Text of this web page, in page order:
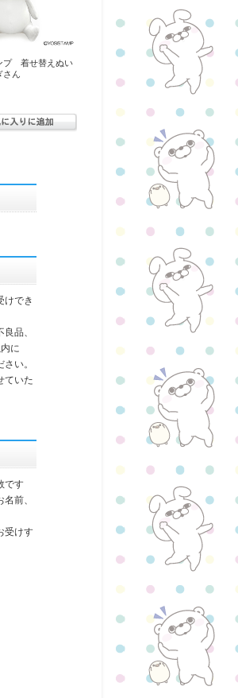
プ 着せ替えぬい
ん
けでき
品、
に
い。
ていた
です
前、
受けす